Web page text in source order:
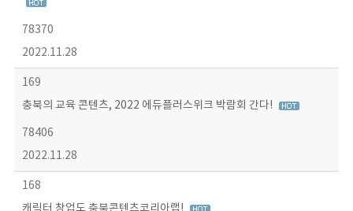
78370
2022.11.28
169
충북의 교육 콘텐츠, 2022 에듀플러스위크 박람회 간다!
78406
2022.11.28
168